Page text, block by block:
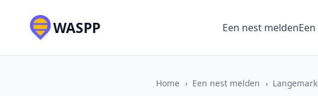
WASPP Een nest melden
Home › Een nest melden ›